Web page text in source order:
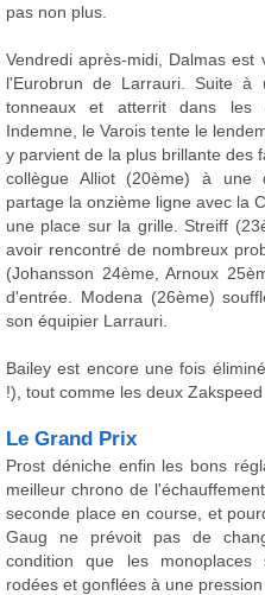
pas non plus.
Vendredi après-midi, Dalmas
l'Eurobrun de Larrauri. Suite
tonneaux et atterrit dans les
Indemne, le Varois tente le
y parvient de la plus brillante des
collègue Alliot (20ème) à une
partage la onzième ligne avec la
une place sur la grille. Streiff
avoir rencontré de nombreux
(Johansson 24ème, Arnoux
d'entrée. Modena (26ème)
son équipier Larrauri.
Bailey est encore une fois
!), tout comme les deux
Le Grand Prix
Prost déniche enfin les bons
meilleur chrono de
seconde place en course, et
Gaug ne prévoit pas de
condition que les monoplaces
rodées et gonflées à une pression